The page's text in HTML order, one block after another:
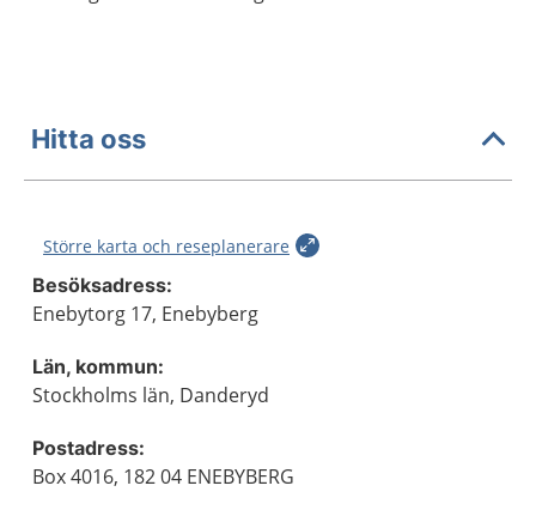
Hitta oss
Större karta och reseplanerare
Besöksadress:
Enebytorg 17, Enebyberg
Län, kommun:
Stockholms län, Danderyd
Postadress:
Box 4016, 182 04 ENEBYBERG